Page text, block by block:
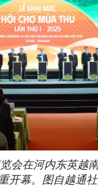
会在河内东英越南
开幕。图自越通社